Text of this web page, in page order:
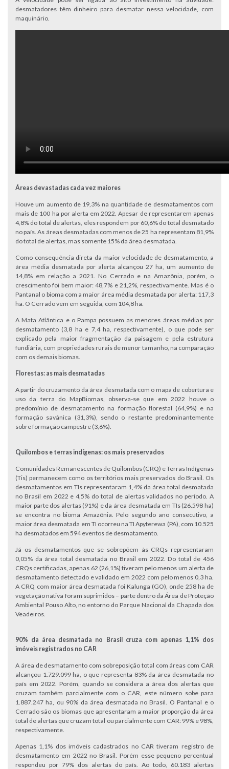
desmatadores têm dinheiro para desmatar nessa velocidade, com
maquinário.
Áreas devastadas cada vez maiores
Houve um aumento de 19,3% na quantidade de desmatamentos com
mais de 100 ha por alerta em 2022. Apesar de representarem apenas
4,8% do total de alertas, eles respondem por 60,6% do total desmatado
no país. As áreas desmatadas com menos de 25 ha representam 81,9%
do total de alertas, mas somente 15% da área desmatada.
Como consequência direta da maior velocidade de desmatamento, a
área média desmatada por alerta alcançou 27 ha, um aumento de
14,8% em relação a 2021. No Cerrado e na Amazônia, porém, o
crescimento foi bem maior: 48,7% e 21,2%, respectivamente. Mas é o
Pantanal o bioma com a maior área média desmatada por alerta: 117,3
ha. O Cerrado vem em seguida, com 104,8 ha.
A Mata Atlântica e o Pampa possuem as menores áreas médias por
desmatamento (3,8 ha e 7,4 ha, respectivamente), o que pode ser
explicado pela maior fragmentação da paisagem e pela estrutura
fundiária, com propriedades rurais de menor tamanho, na comparação
com os demais biomas.
Florestas: as mais desmatadas
A partir do cruzamento da área desmatada com o mapa de cobertura e
uso da terra do MapBiomas, observa-se que em 2022 houve o
predomínio de desmatamento na formação florestal (64,9%) e na
formação savânica (31,3%), sendo o restante predominantemente
sobre formação campestre (3,6%).
Quilombos e terras indígenas: os mais preservados
Comunidades Remanescentes de Quilombos (CRQ) e Terras Indígenas
(Tis) permanecem como os territórios mais preservados do Brasil. Os
desmatamentos em TIs representaram 1,4% da área total desmatada
no Brasil em 2022 e 4,5% do total de alertas validados no período. A
maior parte dos alertas (91%) e da área desmatada em TIs (26.598 ha)
se encontra no bioma Amazônia. Pelo segundo ano consecutivo, a
maior área desmatada em TI ocorreu na TI Apyterewa (PA), com 10.525
ha desmatados em 594 eventos de desmatamento.
Já os desmatamentos que se sobrepõem às CRQs representaram
0,05% da área total desmatada no Brasil em 2022. Do total de 456
CRQs certificadas, apenas 62 (26,1%) tiveram pelo menos um alerta de
desmatamento detectado e validado em 2022 com pelo menos 0,3 ha.
A CRQ com maior área desmatada foi Kalunga (GO), onde 258 ha de
vegetação nativa foram suprimidos – parte dentro da Área de Proteção
Ambiental Pouso Alto, no entorno do Parque Nacional da Chapada dos
Veadeiros.
90% da área desmatada no Brasil cruza com apenas 1,1% dos
imóveis registrados no CAR
A área de desmatamento com sobreposição total com áreas com CAR
alcançou 1.729.099 ha, o que representa 83% da área desmatada no
país em 2022. Porém, quando se considera a área dos alertas que
cruzam também parcialmente com o CAR, este número sobe para
1.887.247 ha, ou 90% da área desmatada no Brasil. O Pantanal e o
Cerrado são os biomas que apresentaram a maior proporção da área
total de alertas que cruzam total ou parcialmente com CAR: 99% e 98%,
respectivamente.
Apenas 1,1% dos imóveis cadastrados no CAR tiveram registro de
desmatamento em 2022 no Brasil. Porém esse pequeno percentual
respondeu por 79% dos alertas do país. Ao todo, 60.183 alertas